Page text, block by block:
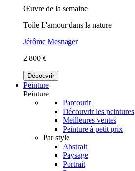
Œuvre de la semaine
Toile L'amour dans la nature
Jérôme Mesnager
2 800 €
Découvrir
Peinture
Peinture
Parcourir
Découvrir les peintures
Meilleures ventes
Peinture à petit prix
Par style
Abstrait
Paysage
Portrait